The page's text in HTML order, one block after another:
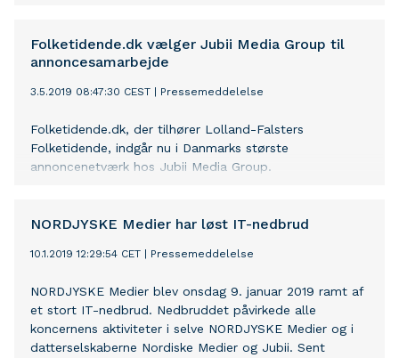
Folketidende.dk vælger Jubii Media Group til
annoncesamarbejde
3.5.2019 08:47:30 CEST Pressemeddelelse
Folketidende.dk, der tilhører Lolland-Falsters
Folketidende, indgår nu i Danmarks største
annoncenetværk hos Jubii Media Group.
NORDJYSKE Medier har løst IT-nedbrud
10.1.2019 12:29:54 CET Pressemeddelelse
NORDJYSKE Medier blev onsdag 9. januar 2019 ramt af
et stort IT-nedbrud. Nedbruddet påvirkede alle
koncernens aktiviteter i selve NORDJYSKE Medier og i
datterselskaberne Nordiske Medier og Jubii. Sent